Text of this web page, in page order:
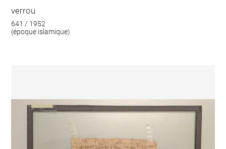
verrou
641 / 1952
(époque islamique)